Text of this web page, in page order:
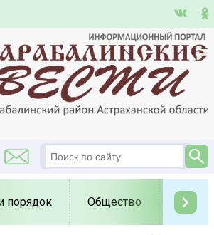
порядок Общество